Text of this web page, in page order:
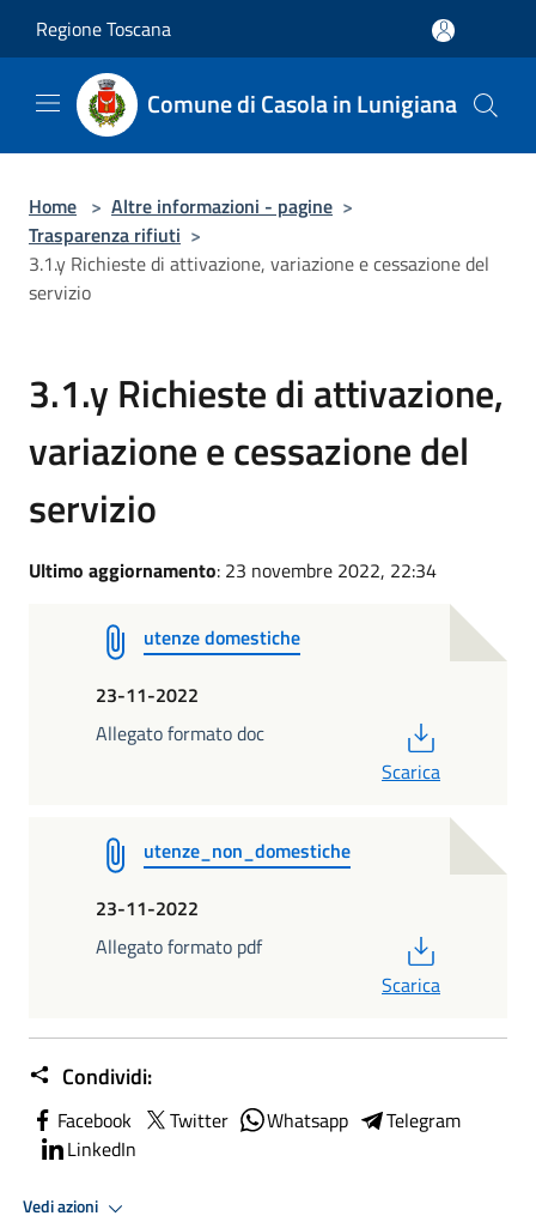
Regione Toscana
Comune di Casola in Lunigiana
Home > Altre informazioni - pagine >
Trasparenza rifiuti >
3.1.y Richieste di attivazione, variazione e cessazione del
servizio
3.1.y Richieste di attivazione,
variazione e cessazione del
servizio
Ultimo aggiornamento: 23 novembre 2022, 22:34
utenze domestiche
23-11-2022
Allegato formato doc
Scarica
utenze_non_domestiche
23-11-2022
Allegato formato pdf
Scarica
Condividi:
Facebook Twitter Whatsapp
Telegram
LinkedIn
Vedi azioni